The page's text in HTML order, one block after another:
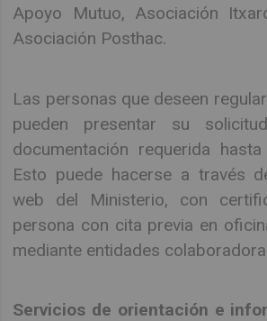
Apoyo Mutuo, Asociación
Asociación Posthac.
Las personas que deseen
pueden presentar su
documentación requerida
Esto puede hacerse a través
web del Ministerio, con
persona con cita previa en
mediante entidades
Servicios de orientación e